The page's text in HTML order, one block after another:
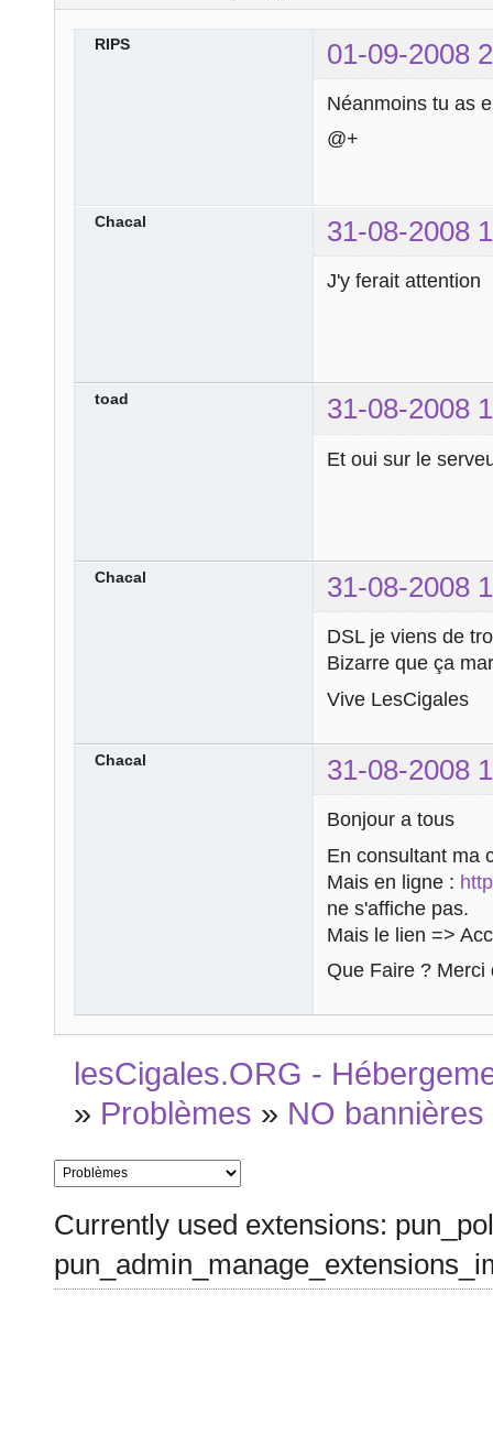
RIPS 01-09-2008
Néanmoins tu as
@+
Chacal 31-08-2008
J'y ferait attention
toad 31-08-2008
Et oui sur le
Chacal 31-08-2008
DSL je viens de
Bizarre que ça
Vive LesCigales
Chacal 31-08-2008
Bonjour a tous
En consultant ma
Mais en ligne :
ne s'affiche pas.
Mais le lien =>
Que Faire ? Merci
lesCigales.ORG -
» Problèmes » NO bannières
Currently used extensions: